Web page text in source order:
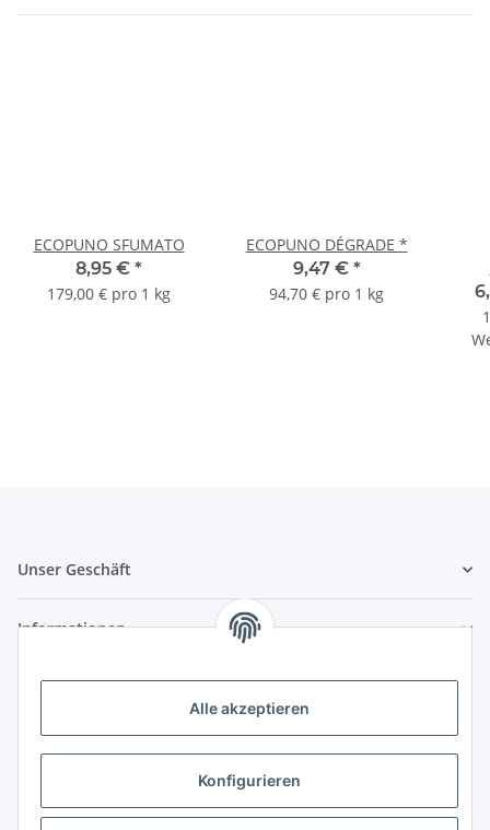
Alle akzeptieren
Konfigurieren
ECOPUNO SFUMATO
8,95 € *
179,00 € pro 1 kg
ECOPUNO DÉGRADE *
9,47 € *
94,70 € pro 1 kg
Unser Geschäft
Informationen
Zahlungsmöglichkeiten
Vorkasse (per Bank-Überweisung)
PayPal
Kreditkarte